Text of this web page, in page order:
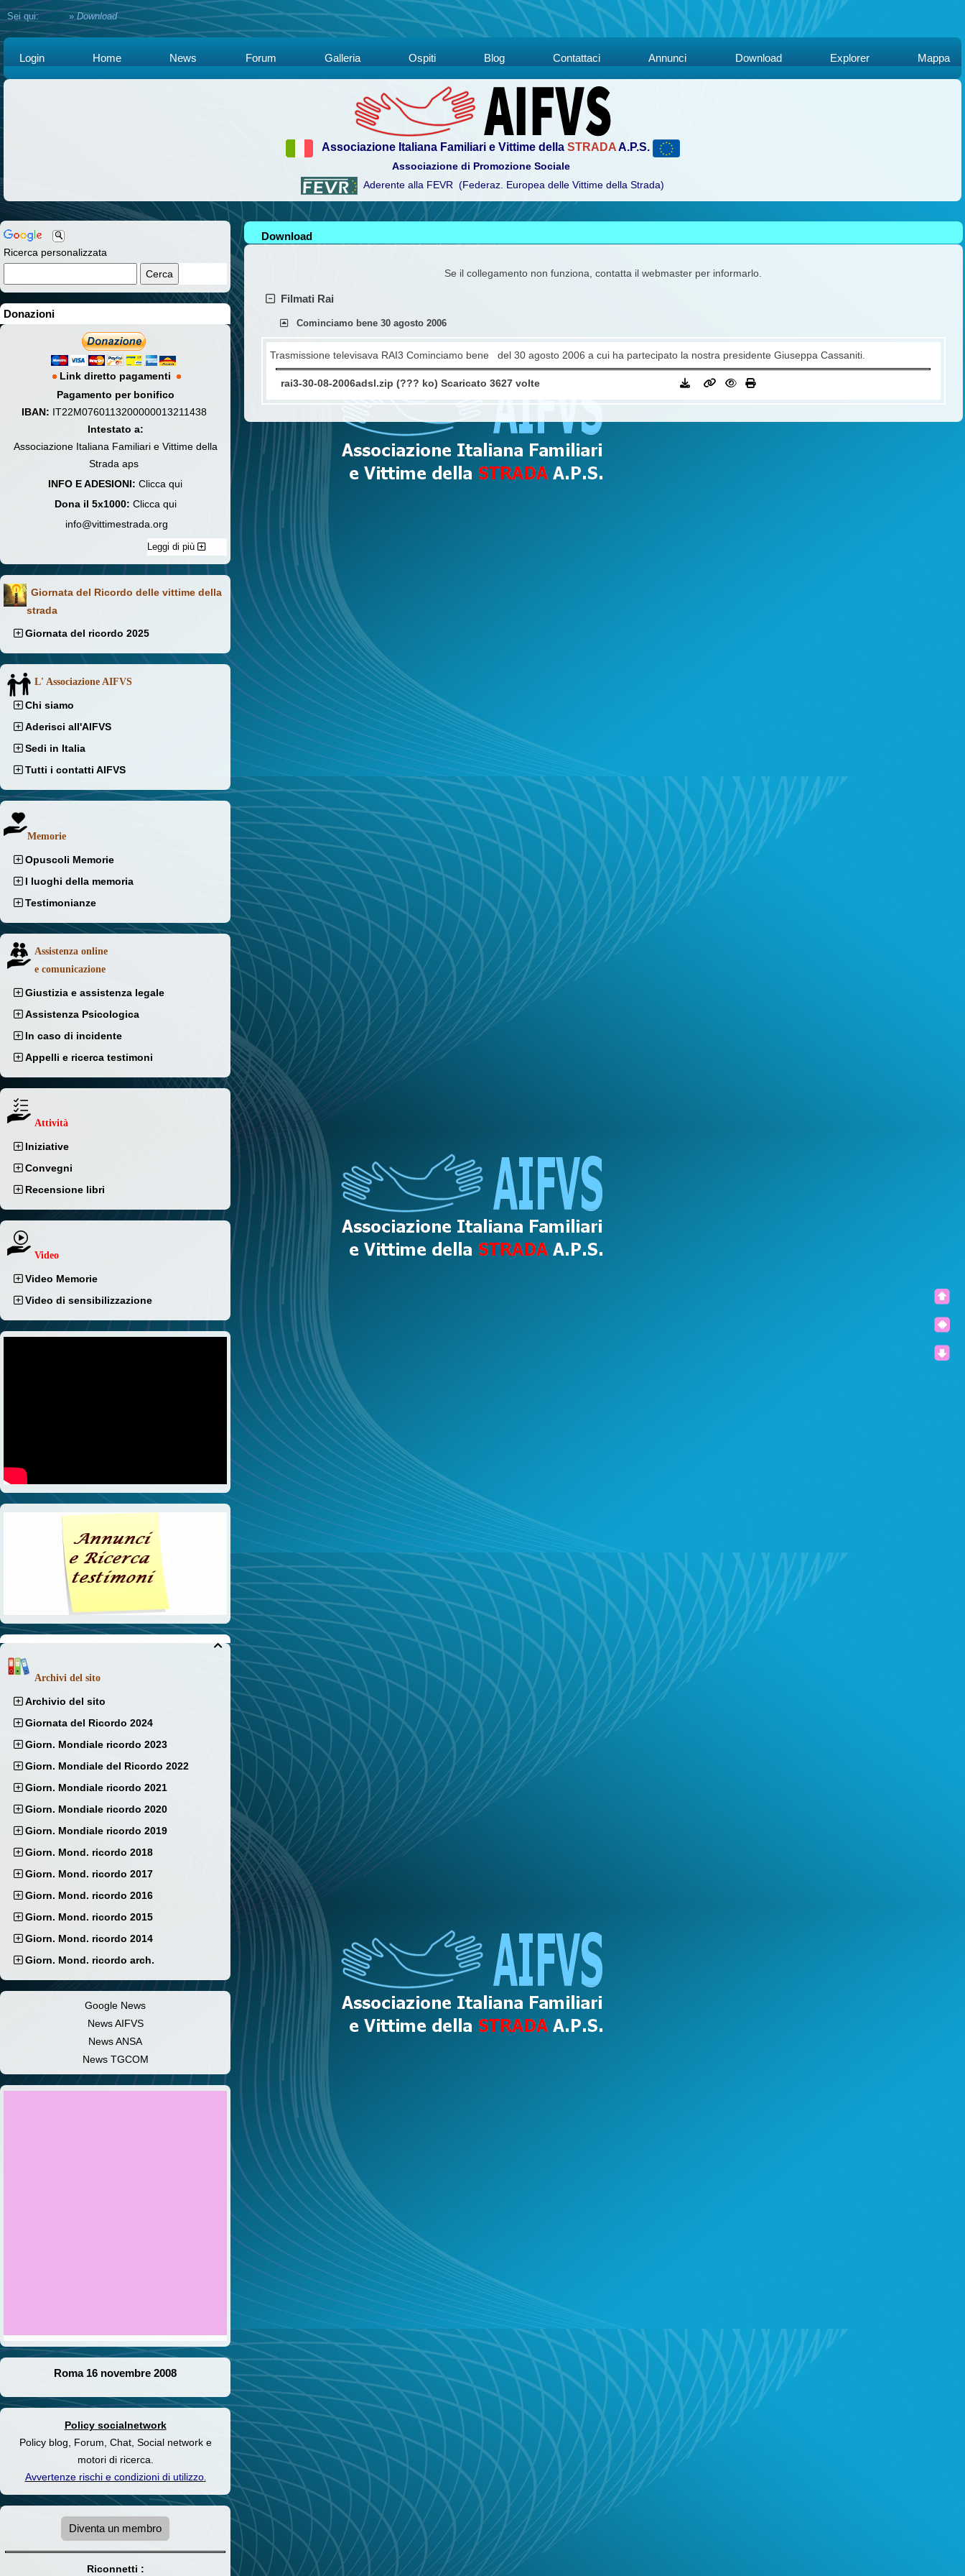
Sei qui:Home »Download
Login Home News Forum Galleria Ospiti Blog Contattaci Annunci Download Explorer Mappa
Associazione Italiana Familiari e Vittime della STRADAA.P.S.
Associazione di Promozione Sociale
Aderente alla FEVR (Federaz. Europea delle Vittime della Strada)
Ricerca personalizzata
Donazioni
Link diretto pagamenti
Pagamento per bonifico
IBAN: IT22M0760113200000013211438
Intestato a:
Associazione Italiana Familiari e Vittime della
Strada aps
INFO E ADESIONI: Clicca qui
Dona il 5x1000: Clicca qui
info@vittimestrada.org
Leggi di più
Giornata del Ricordo delle vittime della
strada
Giornata del ricordo 2025
L' Associazione AIFVS
Chi siamo
Aderisci all'AIFVS
Sedi in Italia
Tutti i contatti AIFVS
Memorie
Opuscoli Memorie
I luoghi della memoria
Testimonianze
Assistenza online
e comunicazione
Giustizia e assistenza legale
Assistenza Psicologica
In caso di incidente
Appelli e ricerca testimoni
Attività
Iniziative
Convegni
Recensione libri
Video
Video Memorie
Video di sensibilizzazione

Archivi del sito
Archivio del sito
Giornata del Ricordo 2024
Giorn. Mondiale ricordo 2023
Giorn. Mondiale del Ricordo 2022
Giorn. Mondiale ricordo 2021
Giorn. Mondiale ricordo 2020
Giorn. Mondiale ricordo 2019
Giorn. Mond. ricordo 2018
Giorn. Mond. ricordo 2017
Giorn. Mond. ricordo 2016
Giorn. Mond. ricordo 2015
Giorn. Mond. ricordo 2014
Giorn. Mond. ricordo arch.
Google News
News AIFVS
News ANSA
News TGCOM
Roma 16 novembre 2008
Policy socialnetwork
Policy blog, Forum, Chat, Social network e
motori di ricerca.
Avvertenze rischi e condizioni di utilizzo.
Diventa un membro
Riconnetti :
Download
Se il collegamento non funziona, contatta il webmaster per informarlo.
Filmati Rai
Cominciamo bene 30 agosto 2006
Trasmissione televisava RAI3 Cominciamo bene del 30 agosto 2006 a cui ha partecipato la nostra presidente Giuseppa Cassaniti.
rai3-30-08-2006adsl.zip (??? ko) Scaricato 3627 volte